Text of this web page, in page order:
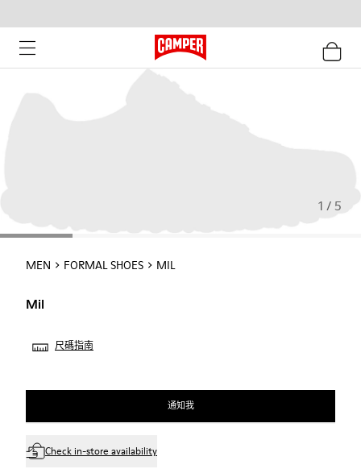
1 / 5
MEN FORMAL SHOES MIL
Mil
尺碼指南
通知我
Check in-store availability